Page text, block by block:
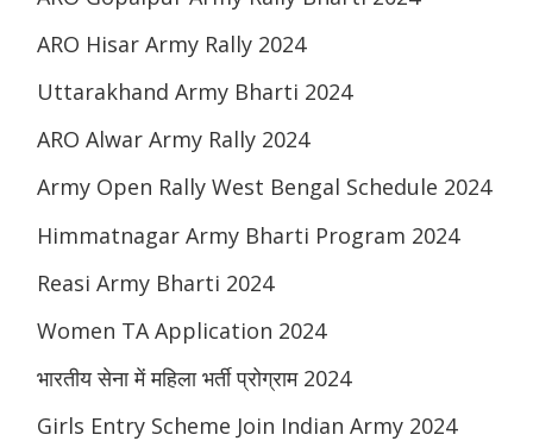
ARO Hisar Army Rally 2024
Uttarakhand Army Bharti 2024
ARO Alwar Army Rally 2024
Army Open Rally West Bengal Schedule 2024
Himmatnagar Army Bharti Program 2024
Reasi Army Bharti 2024
Women TA Application 2024
भारतीय सेना में महिला भर्ती प्रोग्राम 2024
Girls Entry Scheme Join Indian Army 2024